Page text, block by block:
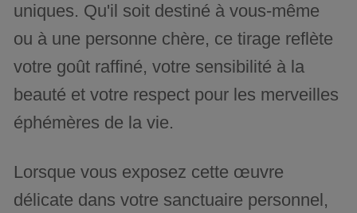
uniques. Qu'il soit destiné à vous-même
ou à une personne chère, ce tirage reflète
votre goût raffiné, votre sensibilité à la
beauté et votre respect pour les merveilles
éphémères de la vie.
Lorsque vous exposez cette œuvre
délicate dans votre sanctuaire personnel,